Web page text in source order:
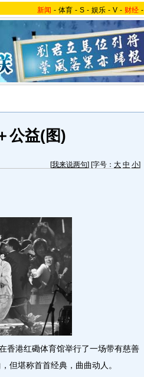
新闻 - 体育 - S - 娱乐 - V - 财经 -
公益(图)
[我来说两句] [字号： 大 中 小]
港红磡体育馆举行了一场带有慈善
但堪称首首经典，曲曲动人。